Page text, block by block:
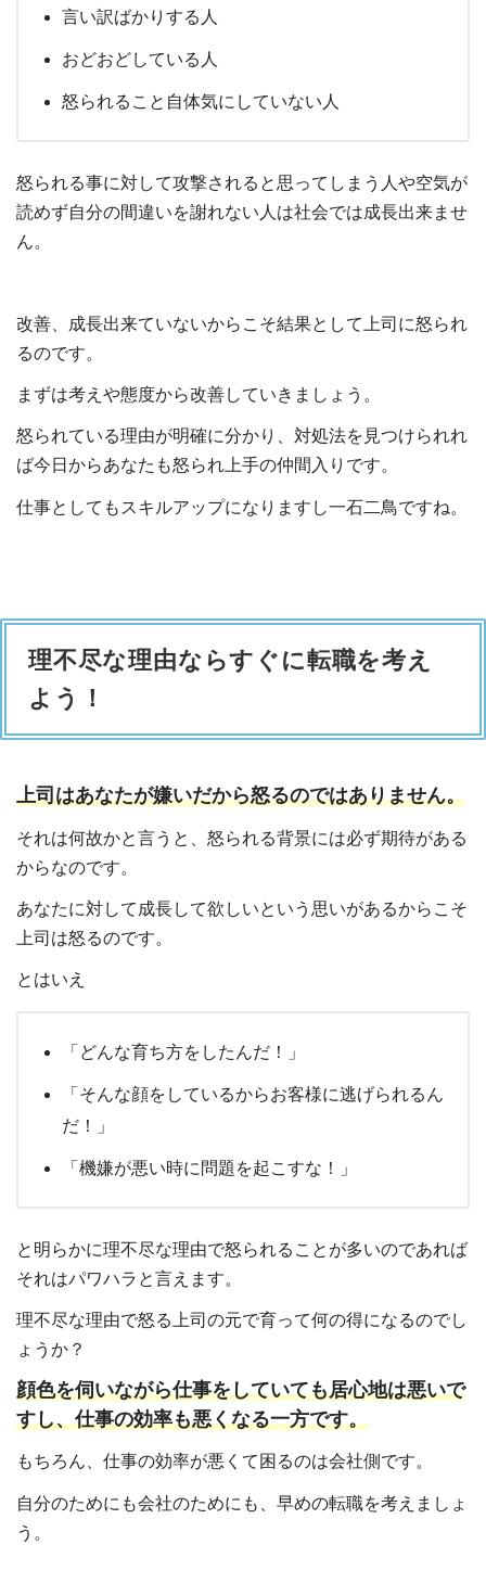
言い訳ばかりする人
おどおどしている人
怒られること自体気にしていない人
怒られる事に対して攻撃されると思ってしまう人や空気が
読めず自分の間違いを謝れない人は社会では成長出来ませ
ん。
改善、成長出来ていないからこそ結果として上司に怒られ
るのです。
まずは考えや態度から改善していきましょう。
怒られている理由が明確に分かり、対処法を見つけられれ
ば今日からあなたも怒られ上手の仲間入りです。
仕事としてもスキルアップになりますし一石二鳥ですね。
理不尽な理由ならすぐに転職を考え
よう！
上司はあなたが嫌いだから怒るのではありません。
それは何故かと言うと、怒られる背景には必ず期待がある
からなのです。
あなたに対して成長して欲しいという思いがあるからこそ
上司は怒るのです。
とはいえ
「どんな育ち方をしたんだ！」
「そんな顔をしているからお客様に逃げられるん
だ！」
「機嫌が悪い時に問題を起こすな！」
と明らかに理不尽な理由で怒られることが多いのであれば
それはパワハラと言えます。
理不尽な理由で怒る上司の元で育って何の得になるのでし
ょうか？
顔色を伺いながら仕事をしていても居心地は悪いで
すし、仕事の効率も悪くなる一方です。
もちろん、仕事の効率が悪くて困るのは会社側です。
自分のためにも会社のためにも、早めの転職を考えましょ
う。